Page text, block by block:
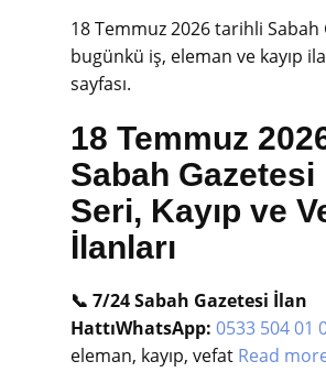
18 Temmuz 2026 tarihli Sabah
bugünkü iş, eleman ve kayıp
sayfası.
18 Temmuz
Sabah Gazetesi
Seri, Kayıp ve
İlanları
📞 7/24 Sabah Gazetesi İlan
HattıWhatsApp: 0533 504 01
eleman, kayıp, vefat Read